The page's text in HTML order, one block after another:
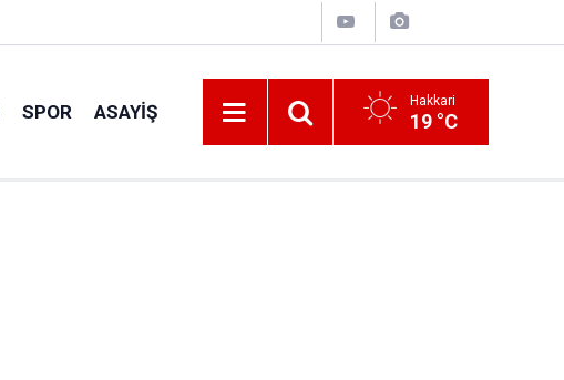
SPOR ASAYIŞ Hakkari
19 °C